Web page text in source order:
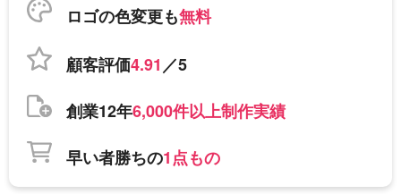
ロゴの色変更も無料
顧客評価4.91／5
創業12年6,000件以上制作実績
早い者勝ちの1点もの